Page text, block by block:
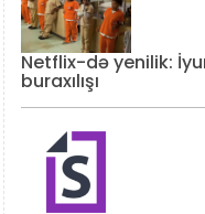
Netflix-də yenilik:
buraxılışı